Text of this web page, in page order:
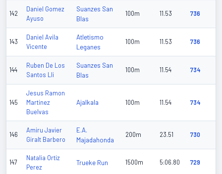
142
Daniel Gomez
Ayuso
Suanzes San
Blas
100m 11.53 736
143
Daniel Avila
Vicente
Atletismo
Leganes
100m 11.53 736
144
Ruben De Los
Santos Lli
Suanzes San
Blas
100m 11.54 734
145
Jesus Ramon
Martinez
Buelvas
Ajalkala 100m 11.54 734
146
Amiru Javier
Giralt Barbero
E.A.
Majadahonda
200m 23.51 730
147
Natalia Ortiz
Perez
Trueke Run 1500m 5:06.80 729